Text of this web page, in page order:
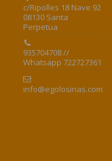
c/Ripolles 18 Nave 92
08130 Santa
Perpetua
935704708 //
Whatsapp 722727361
info@egolosinas.com